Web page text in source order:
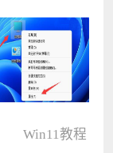
Win11教程